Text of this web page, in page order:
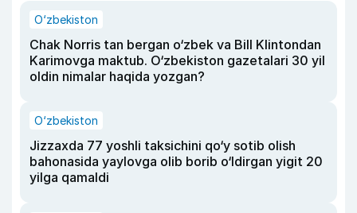
O‘zbekiston
Chak Norris tan bergan o‘zbek va Bill Klintondan
Karimovga maktub. O‘zbekiston gazetalari 30 yil
oldin nimalar haqida yozgan?
O‘zbekiston
Jizzaxda 77 yoshli taksichini qo‘y sotib olish
bahonasida yaylovga olib borib o‘ldirgan yigit 20
yilga qamaldi